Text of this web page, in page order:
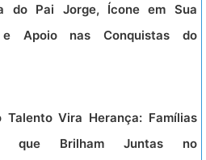
do Pai Jorge, Ícone em Sua
e Apoio nas Conquistas do
Talento Vira Herança: Famílias
que Brilham Juntas no